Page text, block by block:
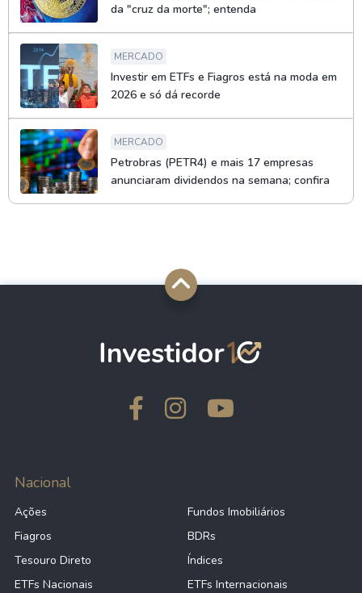
da "cruz da morte"; entenda
MERCADO
Investir em ETFs e Fiagros está na moda em
2026 e só dá recorde
MERCADO
Petrobras (PETR4) e mais 17 empresas
anunciaram dividendos na semana; confira
Nacional
Ações
Fundos Imobiliários
Fiagros
BDRs
Tesouro Direto
Índices
ETFs Nacionais
ETFs Internacionais